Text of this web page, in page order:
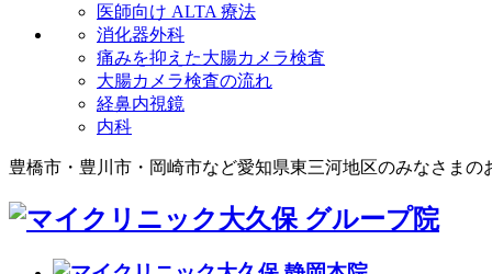
医師向け ALTA 療法
消化器外科
痛みを抑えた大腸カメラ検査
大腸カメラ検査の流れ
経鼻内視鏡
内科
豊橋市・豊川市・岡崎市など愛知県東三河地区のみなさまの